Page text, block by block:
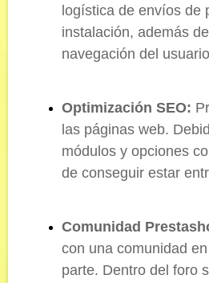
logística de envíos de
instalación, además
navegación del
Optimización SEO:
las páginas web.
módulos y opciones
de conseguir estar
Comunidad
con una comunidad
parte. Dentro del foro